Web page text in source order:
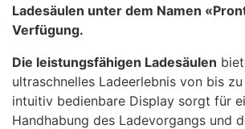
Ladesäulen unter dem Namen
Verfügung.
Die leistungsfähigen Ladesäulen
ultraschnelles Ladeerlebnis von bis
intuitiv bedienbare Display sorgt für
Handhabung des Ladevorgangs und